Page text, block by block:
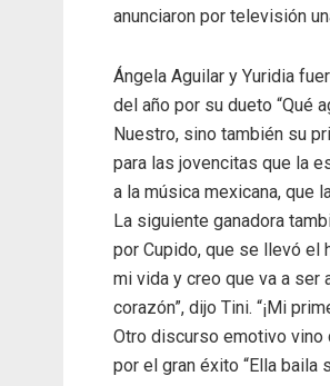
anunciaron por televisión
Ángela Aguilar y Yuridia
del año por su dueto “Qué
Nuestro, sino también su
para las jovencitas que la
a la música mexicana, que
La siguiente ganadora
por Cupido, que se llevó el
mi vida y creo que va a ser
corazón”, dijo Tini. “¡Mi
Otro discurso emotivo vino
por el gran éxito “Ella baila